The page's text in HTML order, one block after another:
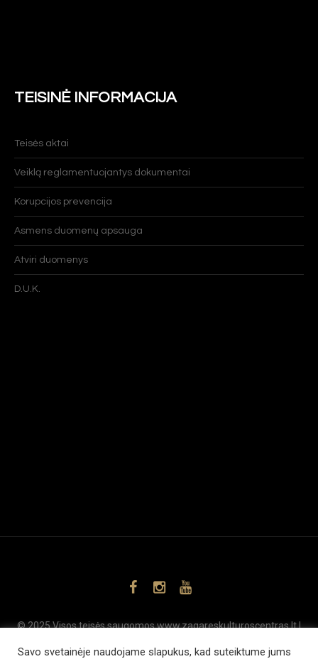
TEISINĖ INFORMACIJA
Teisės aktai
Veiklą reglamentuojantys dokumentai
Korupcijos prevencija
Asmens duomenų apsauga
Atviri duomenys
D.U.K.
© 2025 Visos teisės saugomos www.zagareskulturoscentras.lt |
Savo svetainėje naudojame slapukus, kad suteiktume jums